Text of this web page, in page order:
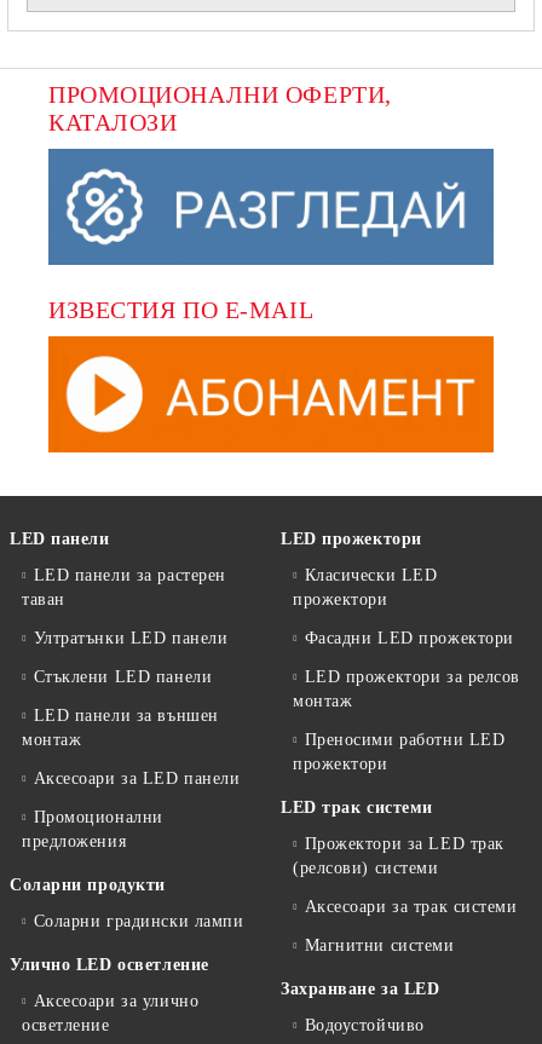
ПРОМОЦИОНАЛНИ ОФЕРТИ,
КАТАЛОЗИ
ИЗВЕСТИЯ ПО E-MAIL
LED панели
LED панели за растерен
таван
Ултратънки LED панели
Стъклени LED панели
LED панели за външен
монтаж
Аксесоари за LED панели
Промоционални
предложения
Соларни продукти
Соларни градински лампи
Улично LED осветление
Аксесоари за улично
осветление
LED прожектори
Класически LED
прожектори
Фасадни LED прожектори
LED прожектори за релсов
монтаж
Преносими работни LED
прожектори
LED трак системи
Прожектори за LED трак
(релсови) системи
Аксесоари за трак системи
Магнитни системи
Захранване за LED
Водоустойчиво